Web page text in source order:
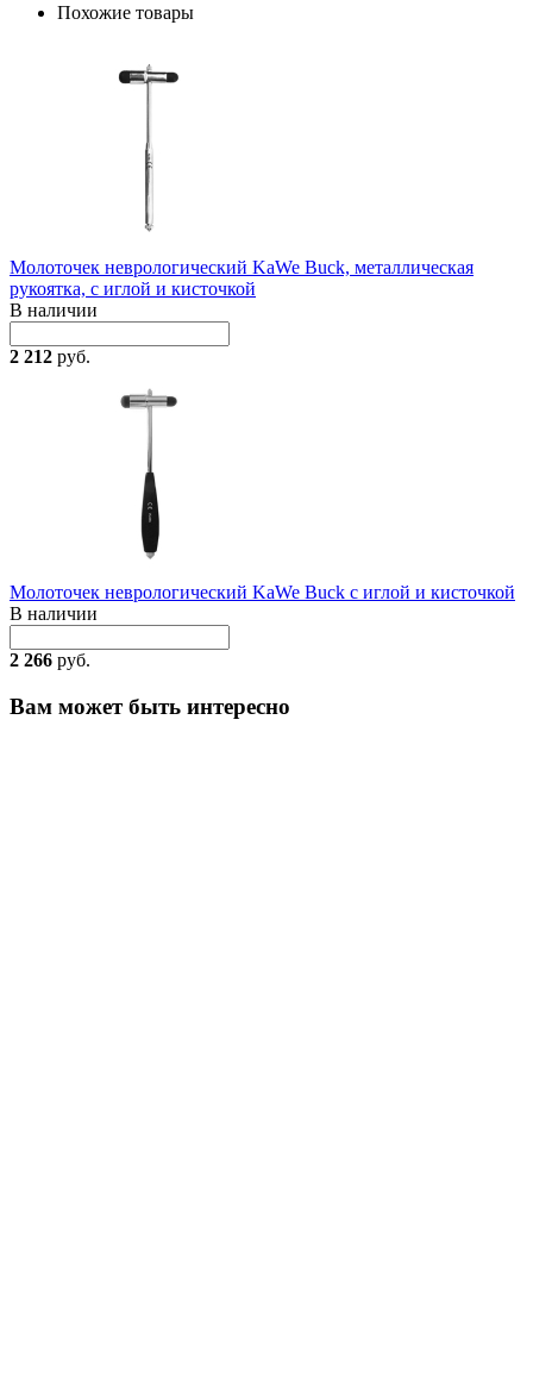
Похожие товары
Молоточек неврологический KaWe Buck, металлическая
рукоятка, с иглой и кисточкой
В наличии
2 212 руб.
Молоточек неврологический KaWe Buck с иглой и кисточкой
В наличии
2 266 руб.
Вам может быть интересно